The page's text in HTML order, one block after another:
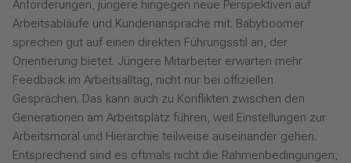
Anforderungen, jüngere hingegen neue Perspektiven auf
Arbeitsabläufe und Kundenansprache mit. Babyboomer
sprechen gut auf einen direkten Führungsstil an, der
Orientierung bietet. Jüngere Mitarbeiter erwarten mehr
Feedback im Arbeitsalltag, nicht nur bei offiziellen
Gesprächen. Das kann auch zu Konflikten zwischen den
Generationen am Arbeitsplatz führen, weil Einstellungen zur
Arbeitsmoral und Hierarchie teilweise auseinander gehen.
Entsprechend sind es oftmals nicht die Rahmenbedingungen,